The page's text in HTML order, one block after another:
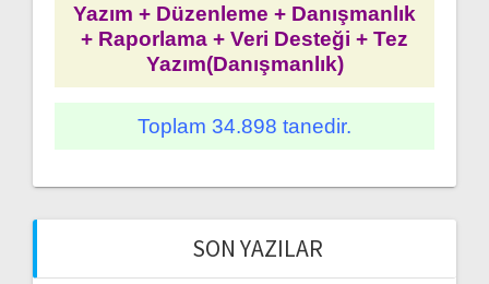
Yazım + Düzenleme + Danışmanlık
+ Raporlama + Veri Desteği + Tez
Yazım(Danışmanlık)
Toplam 34.898 tanedir.
SON YAZILAR